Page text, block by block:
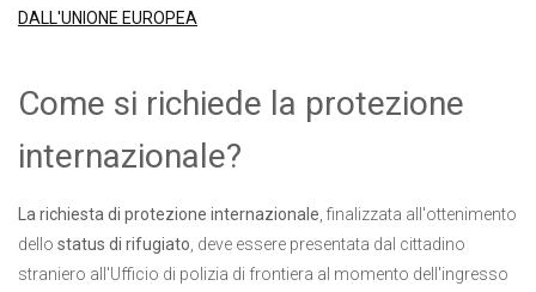
DALL'UNIONE EUROPEA
Come si richiede la protezione
internazionale?
La richiesta di protezione internazionale , finalizzata all'ottenimento
dello status di rifugiato , deve essere presentata dal cittadino
straniero all'Ufficio di polizia di frontiera al momento dell'ingresso